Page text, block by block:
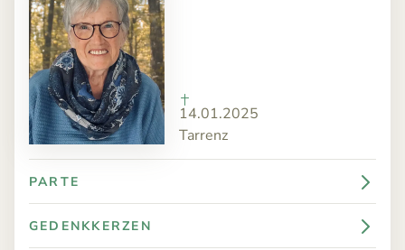
14.01.2025
Tarrenz
PARTE
GEDENKKERZEN